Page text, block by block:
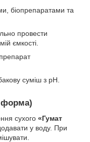
біопрепаратами та
провести
ємкості.
суміш з pH.
форма)
сухого «Гумат
у воду. При